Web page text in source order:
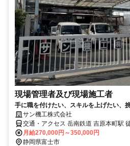
現場管理者及び現場施工者
手に職を付けたい、スキルを上げたい、
サン機工株式会社
交通・アクセス 岳南鉄道 吉原本町駅
月給270,000円～350,000円
静岡県富士市